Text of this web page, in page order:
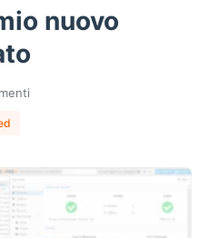
nuovo